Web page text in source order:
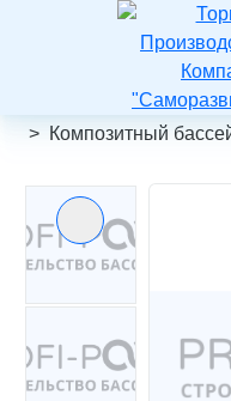
Каталог
Композитный
Предыдущий